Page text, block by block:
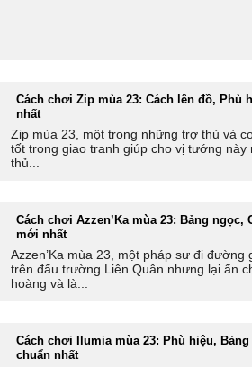
Cách chơi Zip mùa 23: Cách lên đồ, Phù
nhất
Zip mùa 23, một trong những trợ thủ và
tốt trong giao tranh giúp cho vị tướng
thủ...
Cách chơi Azzen’Ka mùa 23: Bảng ngọc,
mới nhất
Azzen’Ka mùa 23, một pháp sư đi đường
trên đấu trường Liên Quân nhưng lại ẩn
hoàng và là...
Cách chơi Ilumia mùa 23: Phù hiệu,
chuẩn nhất